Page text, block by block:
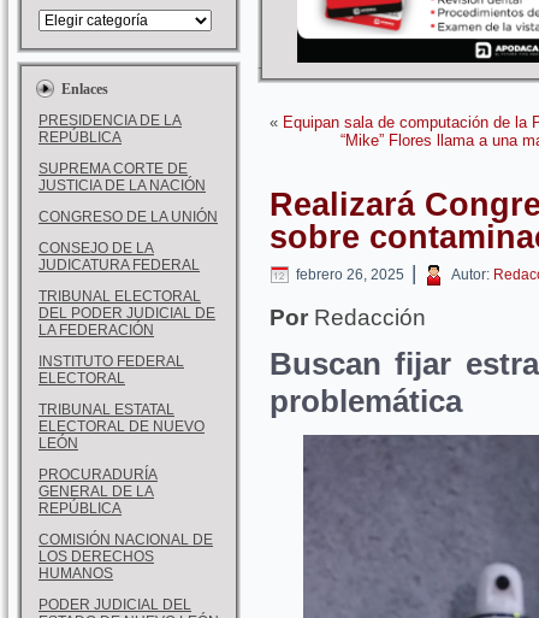
Enlaces
PRESIDENCIA DE LA
REPÚBLICA
SUPREMA CORTE DE
JUSTICIA DE LA NACIÓN
CONGRESO DE LA UNIÓN
CONSEJO DE LA
JUDICATURA FEDERAL
TRIBUNAL ELECTORAL
DEL PODER JUDICIAL DE
LA FEDERACIÓN
INSTITUTO FEDERAL
ELECTORAL
TRIBUNAL ESTATAL
ELECTORAL DE NUEVO
LEÓN
PROCURADURÍA
GENERAL DE LA
REPÚBLICA
COMISIÓN NACIONAL DE
LOS DERECHOS
HUMANOS
PODER JUDICIAL DEL
« Equipan sala de computación de la
“Mike” Flores llama a una
Realizará
sobre
febrero 26, 2025 | Autor:
Por Redacción
Buscan fijar
problemática